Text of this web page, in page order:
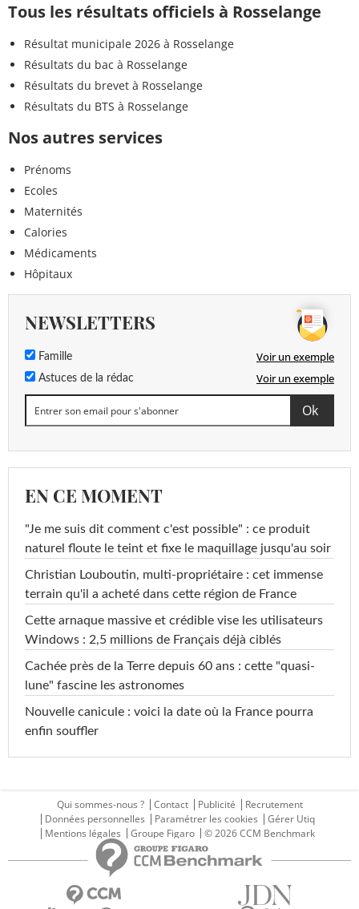
Tous les résultats officiels à Rosselange
Résultat municipale 2026 à Rosselange
Résultats du bac à Rosselange
Résultats du brevet à Rosselange
Résultats du BTS à Rosselange
Nos autres services
Prénoms
Ecoles
Maternités
Calories
Médicaments
Hôpitaux
NEWSLETTERS
Famille Voir un exemple
Astuces de la rédac Voir un exemple
EN CE MOMENT
"Je me suis dit comment c'est possible" : ce produit
naturel floute le teint et fixe le maquillage jusqu'au soir
Christian Louboutin, multi-propriétaire : cet immense
terrain qu'il a acheté dans cette région de France
Cette arnaque massive et crédible vise les utilisateurs
Windows : 2,5 millions de Français déjà ciblés
Cachée près de la Terre depuis 60 ans : cette "quasi-
lune" fascine les astronomes
Nouvelle canicule : voici la date où la France pourra
enfin souffler
Qui sommes-nous ? Contact Publicité
Recrutement
Données personnelles
Paramétrer les cookies
Gérer Utiq
Mentions légales
Groupe Figaro © 2026 CCM Benchmark